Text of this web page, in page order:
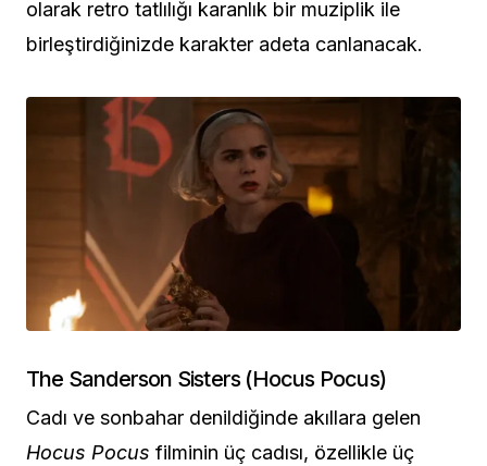
olarak retro tatlılığı karanlık bir muziplik ile
birleştirdiğinizde karakter adeta canlanacak.
The Sanderson Sisters (Hocus Pocus)
Cadı ve sonbahar denildiğinde akıllara gelen
Hocus Pocus filminin üç cadısı, özellikle üç